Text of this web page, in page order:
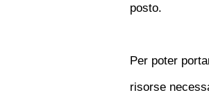
posto.
Per poter
risorse